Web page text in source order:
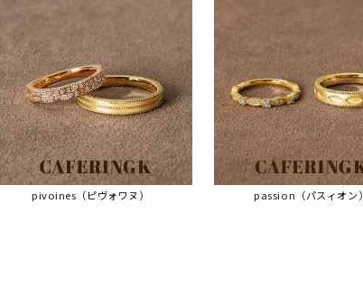
pivoines（ピヴォワヌ） passion（パスィオン）